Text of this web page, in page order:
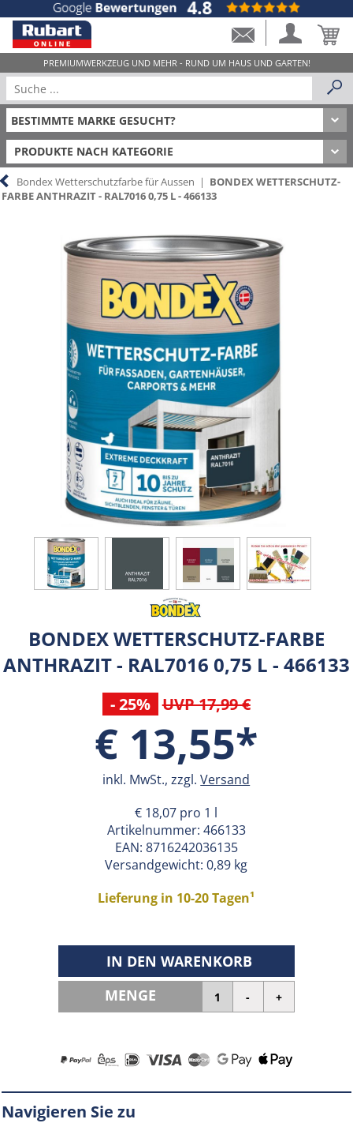
PRODUKTE NACH KATEGORIE
Bondex Wetterschutzfarbe für Aussen | BONDEX WETTERSCHUTZ-
FARBE ANTHRAZIT - RAL7016 0,75 L - 466133
BONDEX WETTERSCHUTZ-FARBE
ANTHRAZIT - RAL7016 0,75 L - 466133
- 25% UVP 17,99 €
€ 13,55*
inkl. MwSt., zzgl.Versand
€ 18,07 pro 1 l
Artikelnummer: 466133
EAN: 8716242036135
Versandgewicht: 0,89 kg
Lieferung in 10-20 Tagen¹
IN DEN WARENKORB
MENGE
Navigieren Sie zu